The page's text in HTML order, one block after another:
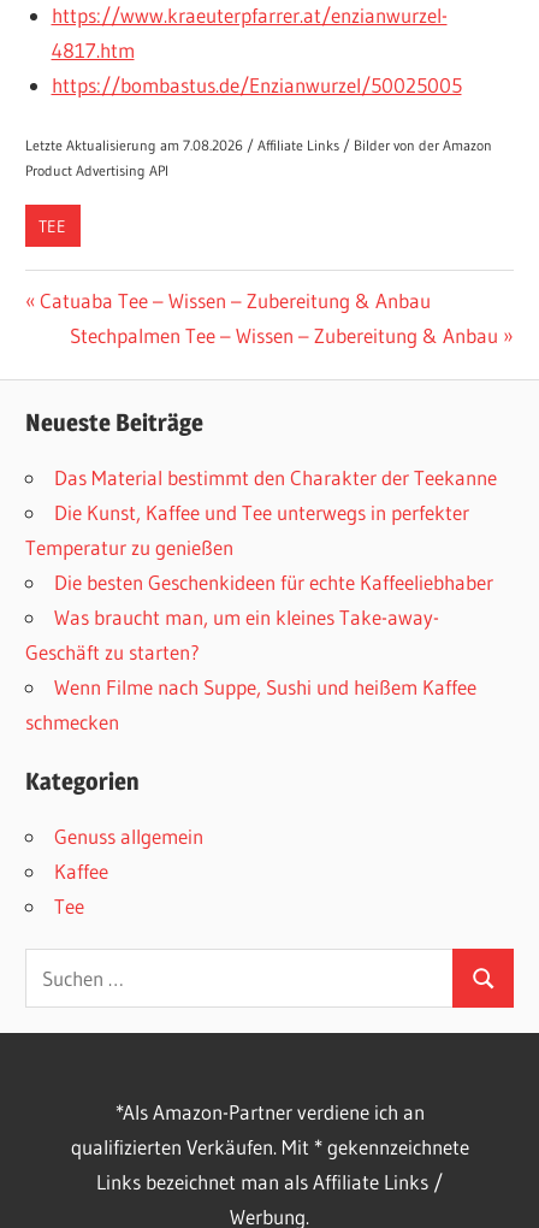
https://www.kraeuterpfarrer.at/enzianwurzel-
4817.htm
https://bombastus.de/Enzianwurzel/50025005
Letzte Aktualisierung am 7.08.2026 / Affiliate Links / Bilder von der Amazon
Product Advertising API
TEE
Beitragsnavigation
Vorheriger
Beitrag:
Catuaba Tee – Wissen – Zubereitung & Anbau
Nächster
Stechpalmen Tee – Wissen – Zubereitung & Anbau
Neueste Beiträge
Das Material bestimmt den Charakter der Teekanne
Die Kunst, Kaffee und Tee unterwegs in perfekter
Temperatur zu genießen
Die besten Geschenkideen für echte Kaffeeliebhaber
Was braucht man, um ein kleines Take-away-
Geschäft zu starten?
Wenn Filme nach Suppe, Sushi und heißem Kaffee
schmecken
Kategorien
Genuss allgemein
Kaffee
Tee
Suchen
nach:
Suchen
*Als Amazon-Partner verdiene ich an
qualifizierten Verkäufen. Mit * gekennzeichnete
Links bezeichnet man als Affiliate Links /
Werbung.